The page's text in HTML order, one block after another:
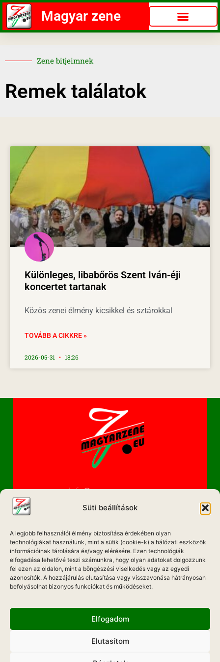
Süti beállítások
A legjobb felhasználói élmény biztosítása érdekében olyan
technológiákat használunk, mint a sütik (cookie-k) a hálózati eszközök
információinak tárolására és/vagy elérésére. Ezen technológiák
elfogadása lehetővé teszi számunkra, hogy olyan adatokat dolgozzunk
fel ezen az oldalon, mint a böngészési viselkedés vagy az egyedi
azonosítók. A hozzájárulás elutasítása vagy visszavonása hátrányosan
befolyásolhat bizonyos funkciókat és működéseket.
Elfogadom
Elutasítom
Magyar zene
Zene bitjeimnek
Remek találatok
Különleges, libabőrös Szent Iván-éji
koncertet tartanak
Közös zenei élmény kicsikkel és sztárokkal
TOVÁBB A CIKKRE »
2026-05-31 18:26
info@magyarzene.eu
IMPRESSZUM
ETIKAI KÓDEX
MÉDIA AJÁNLAT
ADATKEZELÉSI NYILATKOZAT
Hadd Szóljon!